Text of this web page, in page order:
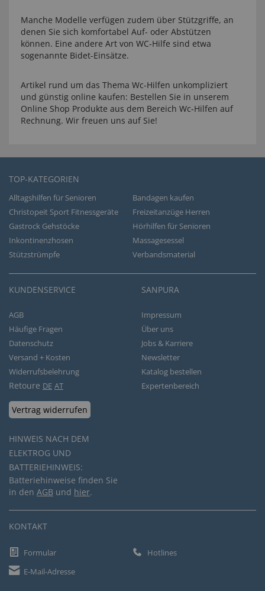
Manche Modelle verfügen zudem über Stützgriffe, an
denen Sie sich komfortabel Auf- oder Abstützen
können. Eine andere Art von WC-Hilfe sind etwa
sogenannte Bidet-Einsätze.
Artikel rund um das Thema Wc-Hilfen unkompliziert
und günstig online kaufen: Bestellen Sie in unserem
Online Shop Produkte aus dem Bereich Wc-Hilfen auf
Rechnung. Wir freuen uns auf Sie!
TOP-KATEGORIEN
Alltagshilfen für Senioren
Bandagen kaufen
Christopeit Sport Fitnessgeräte
Freizeitanzüge Herren
Gastrock Gehstöcke
Hörhilfen für Senioren
Inkontinenzhosen
Massagesessel
Stützstrümpfe
Verbandsmaterial
KUNDENSERVICE
AGB
Häufige Fragen
Datenschutz
Versand + Kosten
Widerrufsbelehrung
Retoure DE AT
Vertrag widerrufen
HINWEIS NACH DEM
ELEKTROG UND
BATTERIEHINWEIS:
Batteriehinweise finden Sie
in den AGB und hier.
SANPURA
Impressum
Über uns
Jobs & Karriere
Newsletter
Katalog bestellen
Expertenbereich
KONTAKT
Formular
Hotlines
E-Mail-Adresse